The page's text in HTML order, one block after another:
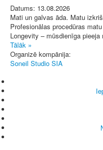
Datums: 13.08.2026
Mati un galvas āda. Matu
Profesionālas procedūras
Longevity – mūsdienīga
Tālāk »
Organizē kompānija:
Soneil Studio SIA